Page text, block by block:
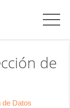
de
de Datos